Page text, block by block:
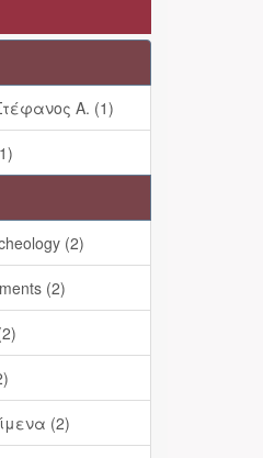
Α. (1)
(2)
(2)
(2)